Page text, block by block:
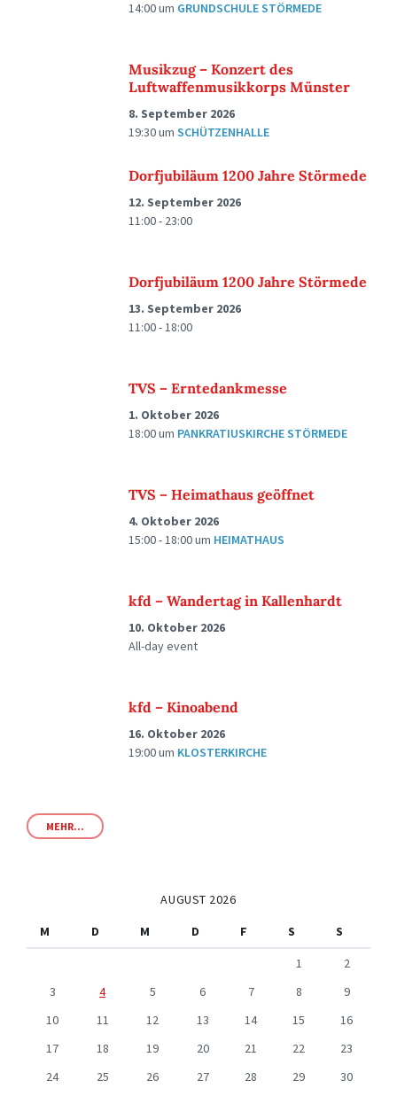
14:00um GRUNDSCHULE STÖRMEDE
Musikzug – Konzert des
Luftwaffenmusikkorps Münster
8. September 2026
19:30um SCHÜTZENHALLE
Dorfjubiläum 1200 Jahre Störmede
12. September 2026
11:00 - 23:00
Dorfjubiläum 1200 Jahre Störmede
13. September 2026
11:00 - 18:00
TVS – Erntedankmesse
1. Oktober 2026
18:00um PANKRATIUSKIRCHE STÖRMEDE
TVS – Heimathaus geöffnet
4. Oktober 2026
15:00 - 18:00um HEIMATHAUS
kfd – Wandertag in Kallenhardt
10. Oktober 2026
All-day event
kfd – Kinoabend
16. Oktober 2026
19:00um KLOSTERKIRCHE
MEHR...
AUGUST 2026
M
D M D F S
S
1
2
3
4 5 6 7 8
9
10
11 12 13 14 15
16
17
18 19 20 21 22
23
24
25 26 27 28 29
30